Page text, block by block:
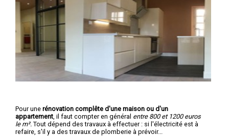
Pour une rénovation complête d'une maison ou d'un
appartement , il faut compter en général entre 800 et 1200 euros
le m². Tout dépend des travaux à effectuer : si l'électricité est à
refaire, s'il y a des travaux de plomberie à prévoir...